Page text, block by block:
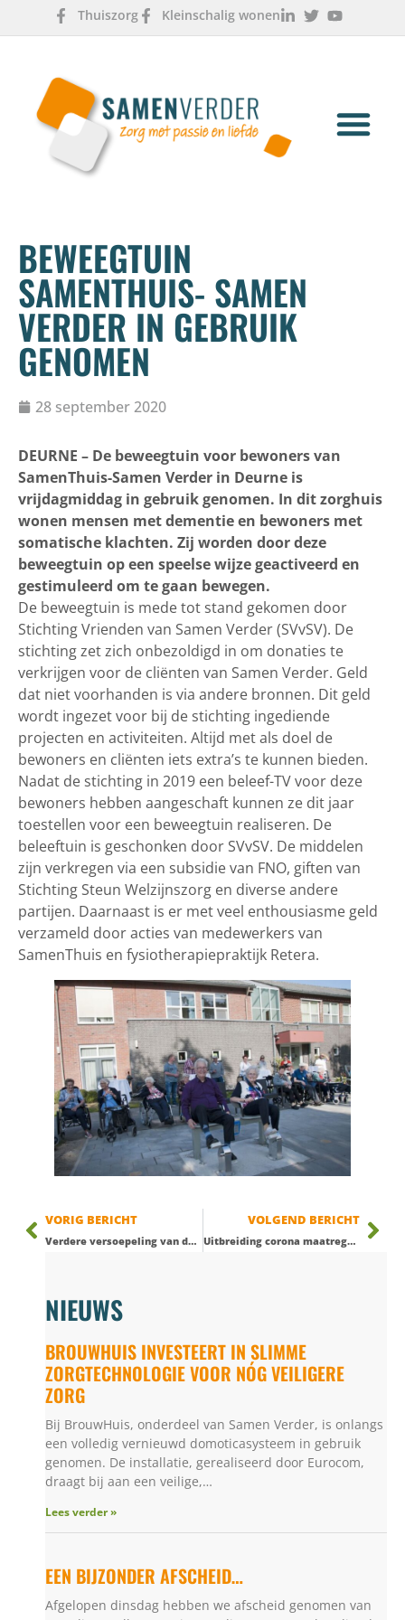
Thuiszorg Kleinschalig wonen
BEWEEGTUIN
SAMENTHUIS- SAMEN
VERDER IN GEBRUIK
GENOMEN
28 september 2020
DEURNE – De beweegtuin voor bewoners van
SamenThuis-Samen Verder in Deurne is
vrijdagmiddag in gebruik genomen. In dit zorghuis
wonen mensen met dementie en bewoners met
somatische klachten. Zij worden door deze
beweegtuin op een speelse wijze geactiveerd en
gestimuleerd om te gaan bewegen.
De beweegtuin is mede tot stand gekomen door
Stichting Vrienden van Samen Verder (SVvSV). De
stichting zet zich onbezoldigd in om donaties te
verkrijgen voor de cliënten van Samen Verder. Geld
dat niet voorhanden is via andere bronnen. Dit geld
wordt ingezet voor bij de stichting ingediende
projecten en activiteiten. Altijd met als doel de
bewoners en cliënten iets extra’s te kunnen bieden.
Nadat de stichting in 2019 een beleef-TV voor deze
bewoners hebben aangeschaft kunnen ze dit jaar
toestellen voor een beweegtuin realiseren. De
beleeftuin is geschonken door SVvSV. De middelen
zijn verkregen via een subsidie van FNO, giften van
Stichting Steun Welzijnszorg en diverse andere
partijen. Daarnaast is er met veel enthousiasme geld
verzameld door acties van medewerkers van
SamenThuis en fysiotherapiepraktijk Retera.
VORIG BERICHT
Verdere versoepeling van de maatregelen – SamenThuis
VOLGEND BERICHT
Uitbreiding corona maatregelen SamenThuis – Deurne
NIEUWS
BROUWHUIS INVESTEERT IN SLIMME
ZORGTECHNOLOGIE VOOR NÓG VEILIGERE
ZORG
Bij BrouwHuis, onderdeel van Samen Verder, is onlangs
een volledig vernieuwd domoticasysteem in gebruik
genomen. De installatie, gerealiseerd door Eurocom,
draagt bij aan een veilige,…
Lees verder »
EEN BIJZONDER AFSCHEID…
Afgelopen dinsdag hebben we afscheid genomen van